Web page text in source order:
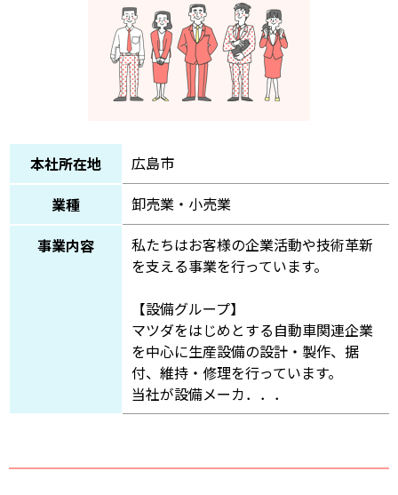
本社所在地
広島市
業種
卸売業・小売業
事業内容
私たちはお客様の企業活動や技術革新
を支える事業を行っています。
【設備グループ】
マツダをはじめとする自動車関連企業
を中心に生産設備の設計・製作、据
付、維持・修理を行っています。
当社が設備メーカ．．．